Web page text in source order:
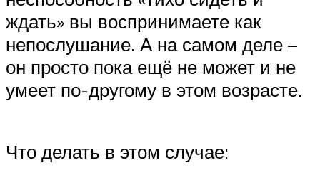
ждать» вы воспринимаете как
непослушание. А на самом деле –
он просто пока ещё не может и не
умеет по-другому в этом возрасте.
Что делать в этом случае: